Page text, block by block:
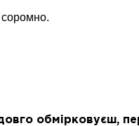
соромно.
обмірковуєш,